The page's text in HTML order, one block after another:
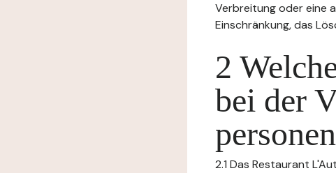
Verbreitung oder eine
Einschränkung, das
2
bei der
2.1 Das Restaurant